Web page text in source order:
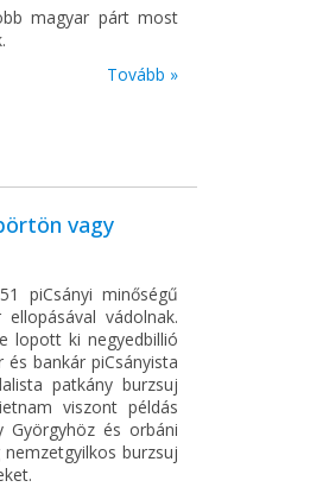
magyar párt most
Tovább »
vagy
piCsányi minőségű
vádolnak.
lopott ki negyedbillió
bankár piCsányista
patkány burzsuj
viszont példás
Györgyhöz és orbáni
burzsuj